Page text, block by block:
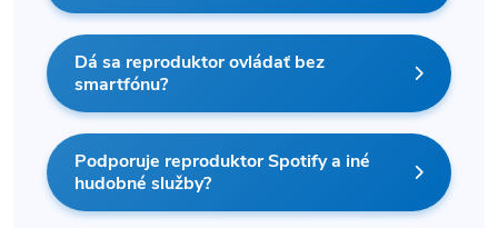
Dá sa reproduktor ovládať bez
smartfónu?
Podporuje reproduktor Spotify a iné
hudobné služby?